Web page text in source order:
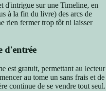
d'intrigue sur une Timeline, en
à la fin du livre) des arcs de
rien fermer trop tôt ni laisser
d'entrée
est gratuit, permettant au lecteur
au tome un sans frais et de
continue de se vendre tout seul.